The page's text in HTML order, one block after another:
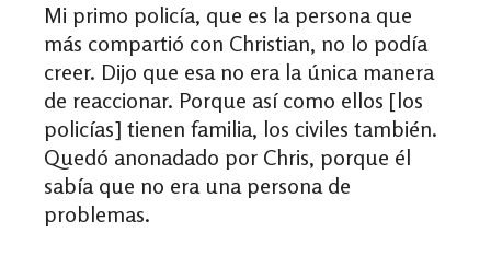
Mi primo policía, que es la persona que
más compartió con Christian, no lo podía
creer. Dijo que esa no era la única manera
de reaccionar. Porque así como ellos [los
policías] tienen familia, los civiles también.
Quedó anonadado por Chris, porque él
sabía que no era una persona de
problemas.